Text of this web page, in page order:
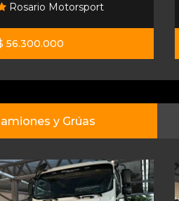
Rosario Motorsport
56.300.000
y Grúas